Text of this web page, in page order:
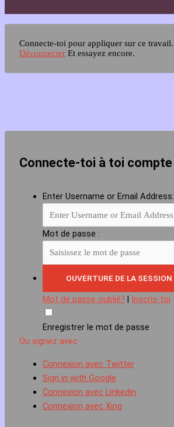
Connecte-toi pour appliquer sur ce travail.
Déconnecter Et essayez encore.
Connecte-toi à toi compte
Enter Username or Email Address:
Mot de passe :
Mot de passe oublié? Inscris-toi
Enregistrer le mot de passe
Ou signez avec
Connexion avec Twitter
Sign in with Google
Connexion avec Linkedin
Connexion avec Xing